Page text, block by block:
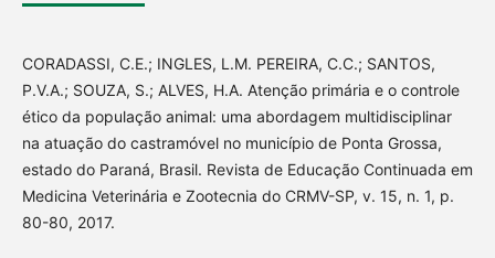
CORADASSI, C.E.; INGLES, L.M. PEREIRA, C.C.; SANTOS,
P.V.A.; SOUZA, S.; ALVES, H.A. Atenção primária e o controle
ético da população animal: uma abordagem multidisciplinar
na atuação do castramóvel no município de Ponta Grossa,
estado do Paraná, Brasil. Revista de Educação Continuada em
Medicina Veterinária e Zootecnia do CRMV-SP, v. 15, n. 1, p.
80-80, 2017.